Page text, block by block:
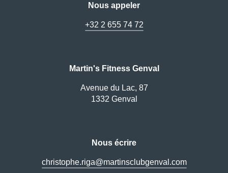
Nous appeler
+32 2 655 74 72
Martin's Fitness Genval
Avenue du Lac, 87
1332 Genval
Nous écrire
christophe.riga@martinsclubgenval.com
traitement destiné exclusivement au
conservation des données est de
en nous contactant directement. Vous
de données à caractère personnel ne